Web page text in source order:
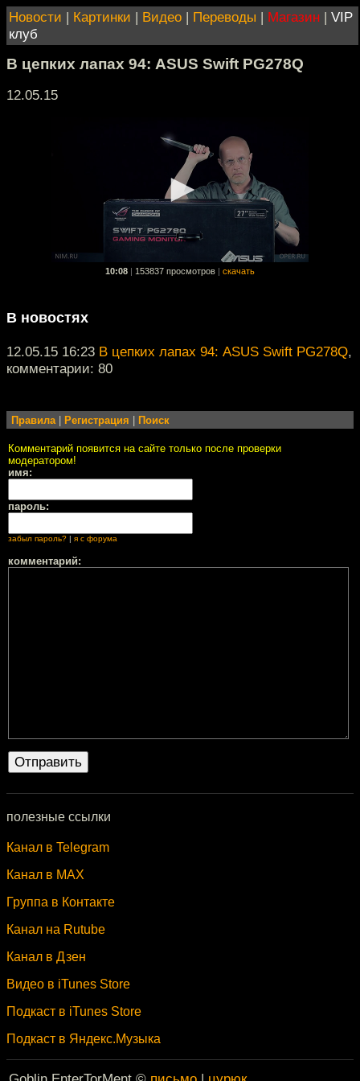
Новости | Картинки | Видео | Переводы | Магазин | VIP
клуб
В цепких лапах 94: ASUS Swift PG278Q
12.05.15
10:08 153837 просмотров скачать
В новостях
12.05.15 16:23 В цепких лапах 94: ASUS Swift PG278Q,
комментарии: 80
Правила| Регистрация Поиск
Комментарий появится на сайте только после проверки
модератором!
имя:
пароль:
забыл пароль? я с форума
комментарий:
полезные ссылки
Канал в Telegram
Канал в MAX
Группа в Контакте
Канал на Rutube
Канал в Дзен
Видео в iTunes Store
Подкаст в iTunes Store
Подкаст в Яндекс.Музыка